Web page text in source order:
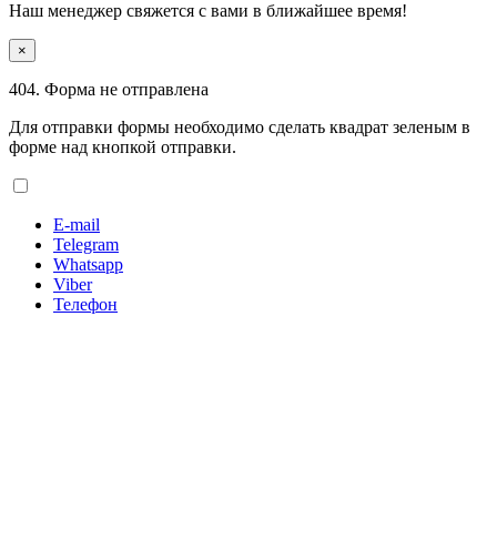
Наш менеджер свяжется с вами в ближайшее время!
×
404. Форма не отправлена
Для отправки формы необходимо сделать квадрат зеленым в
форме над кнопкой отправки.
E-mail
Telegram
Whatsapp
Viber
Телефон